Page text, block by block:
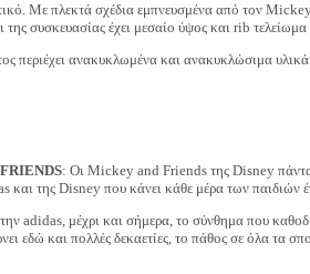
Με πλεκτά σχέδια εμπνευσμένα από τον
της συσκευασίας έχει μεσαίο ύψος και rib
περιέχει ανακυκλωμένα και ανακυκλώσιμα
: Οι Mickey and Friends της Disney πάντα
και της Disney που κάνει κάθε μέρα των παιδιών
adidas, μέχρι και σήμερα, το σύνθημα που
εδώ και πολλές δεκαετίες, το πάθος σε όλα τα